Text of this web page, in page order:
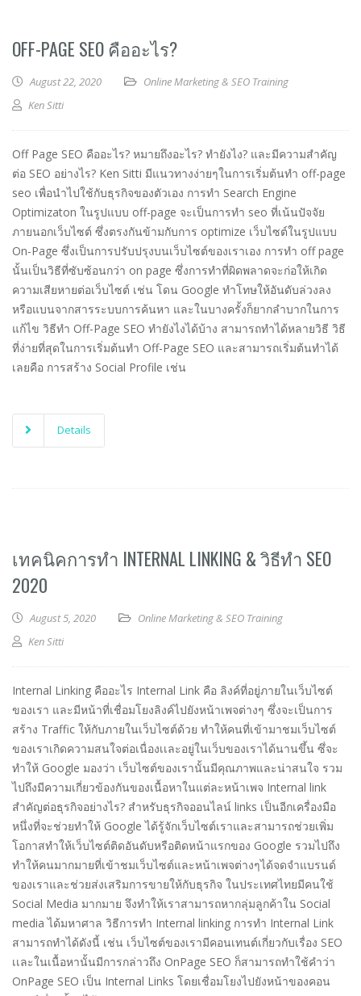
OFF-PAGE SEO คืออะไร?
August 22, 2020
Online Marketing & SEO Training
Ken Sitti
Off Page SEO คืออะไร? หมายถึงอะไร? ทำยังไง? และมีความสำคัญ
ต่อ SEO อย่างไร? Ken Sitti มีแนวทางง่ายๆในการเริ่มต้นทำ off-page
seo เพื่อนำไปใช้กับธุรกิจของตัวเอง การทำ Search Engine
Optimizaton ในรูปแบบ off-page จะเป็นการทำ seo ที่เน้นปัจจัย
ภายนอกเว็บไซต์ ซึ่งตรงกันข้ามกับการ optimize เว็บไซต์ในรูปแบบ
On-Page ซึ่งเป็นการปรับปรุงบนเว็บไซต์ของเราเอง การทำ off page
นั้นเป็นวิธีที่ซับซ้อนกว่า on page ซึ่งการทำที่ผิดพลาดจะก่อให้เกิด
ความเสียหายต่อเว็บไซต์ เช่น โดน Google ทำโทษให้อันดับล่วงลง
หรือแบนจากสารระบบการค้นหา และในบางครั้งก็ยากลำบากในการ
แก้ไข วิธีทำ Off-Page SEO ทำยังไงได้บ้าง สามารถทำได้หลายวิธี วิธี
ที่ง่ายที่สุดในการเริ่มต้นทำ Off-Page SEO และสามารถเริ่มต้นทำได้
เลยคือ การสร้าง Social Profile เช่น
Details
เทคนิคการทำ INTERNAL LINKING & วิธีทำ SEO
2020
August 5, 2020
Online Marketing & SEO Training
Ken Sitti
Internal Linking คืออะไร Internal Link คือ ลิงค์ที่อยู่ภายในเว็บไซต์
ของเรา และมีหน้าที่เชื่อมโยงลิงค์ไปยังหน้าเพจต่างๆ ซึ่งจะเป็นการ
สร้าง Traffic ให้กับภายในเว็บไซต์ด้วย ทำให้คนที่เข้ามาชมเว็บไซต์
ของเราเกิดความสนใจต่อเนื่องเเละอยู่ในเว็บของเราได้นานขึ้น ซึ่จะ
ทำให้ Google มองว่า เว็บไซต์ของเรานั้นมีคุณภาพและน่าสนใจ รวม
ไปถึงมีความเกี่ยวข้องกันของเนื้อหาในแต่ละหน้าเพจ Internal link
สำคัญต่อธุรกิจอย่างไร? สำหรับธุรกิจออนไลน์ links เป็นอีกเครื่องมือ
หนึ่งที่จะช่วยทำให้ Google ได้รู้จักเว็บไซต์เราและสามารถช่วยเพิ่ม
โอกาสทำให้เว็บไซต์ติดอันดับหรือติดหน้าแรกของ Google รวมไปถึง
ทำให้คนมากมายที่เข้าชมเว็บไซต์และหน้าเพจต่างๆได้จดจำแบรนด์
ของเราและช่วยส่งเสริมการขายให้กับธุรกิจ ในประเทศไทยมีคนใช้
Social Media มากมาย จึงทำให้เราสามารถหากลุ่มลูกค้าใน Social
media ได้มหาศาล วิธีการทำ Internal linking การทำ Internal Link
สามารถทำได้ดังนี้ เช่น เว็บไซต์ของเรามีคอนเทนต์เกี่ยวกับเรื่อง SEO
เเละในเนื้อหานั้นมีการกล่าวถึง OnPage SEO ก็สามารถทำใช้คำว่า
OnPage SEO เป็น Internal Links โดยเชื่อมโยงไปยังหน้าของคอน